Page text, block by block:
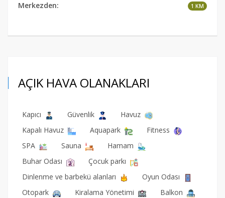
Merkezden: 1 KM
AÇIK HAVA OLANAKLARI
Kapıcı Güvenlik
Havuz
Kapalı Havuz
Aquapark
Fitness
SPA
Sauna
Hamam
Buhar Odası
Çocuk parkı
Dinlenme ve barbekü alanları
Oyun Odası
Otopark
Kiralama Yönetimi
Balkon